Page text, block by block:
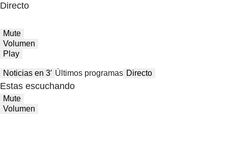
Directo
Mute
Volumen
Play
Noticias en 3′ Últimos programas Directo
Estas escuchando
Mute
Volumen